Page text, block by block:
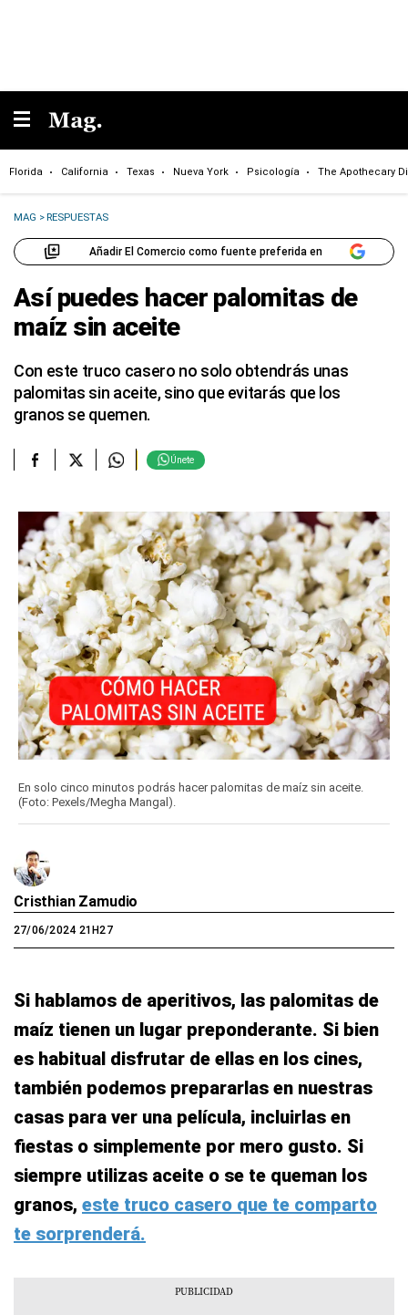
Florida California Texas Nueva York Psicología The Apothecary
MAG >RESPUESTAS
Añadir El Comercio como fuente preferida en
Así puedes hacer palomitas de
maíz sin aceite
Con este truco casero no solo obtendrás unas
palomitas sin aceite, sino que evitarás que los
granos se quemen.
Únete
En solo cinco minutos podrás hacer palomitas de maíz sin aceite.
(Foto: Pexels/Megha Mangal).
Cristhian Zamudio
27/06/2024 21H27
Si hablamos de aperitivos, las palomitas de
maíz tienen un lugar preponderante. Si bien
es habitual disfrutar de ellas en los cines,
también podemos prepararlas en nuestras
casas para ver una película, incluirlas en
fiestas o simplemente por mero gusto. Si
siempre utilizas aceite o se te queman los
granos, este truco casero que te comparto
te sorprenderá.